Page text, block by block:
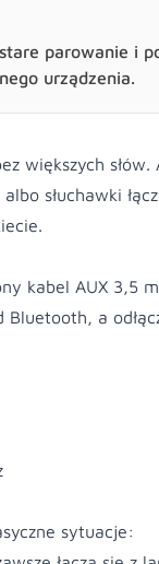
parowanie i
urządzenia.
większych słów.
słuchawki
kabel AUX 3,5
Bluetooth, a
sytuacje: